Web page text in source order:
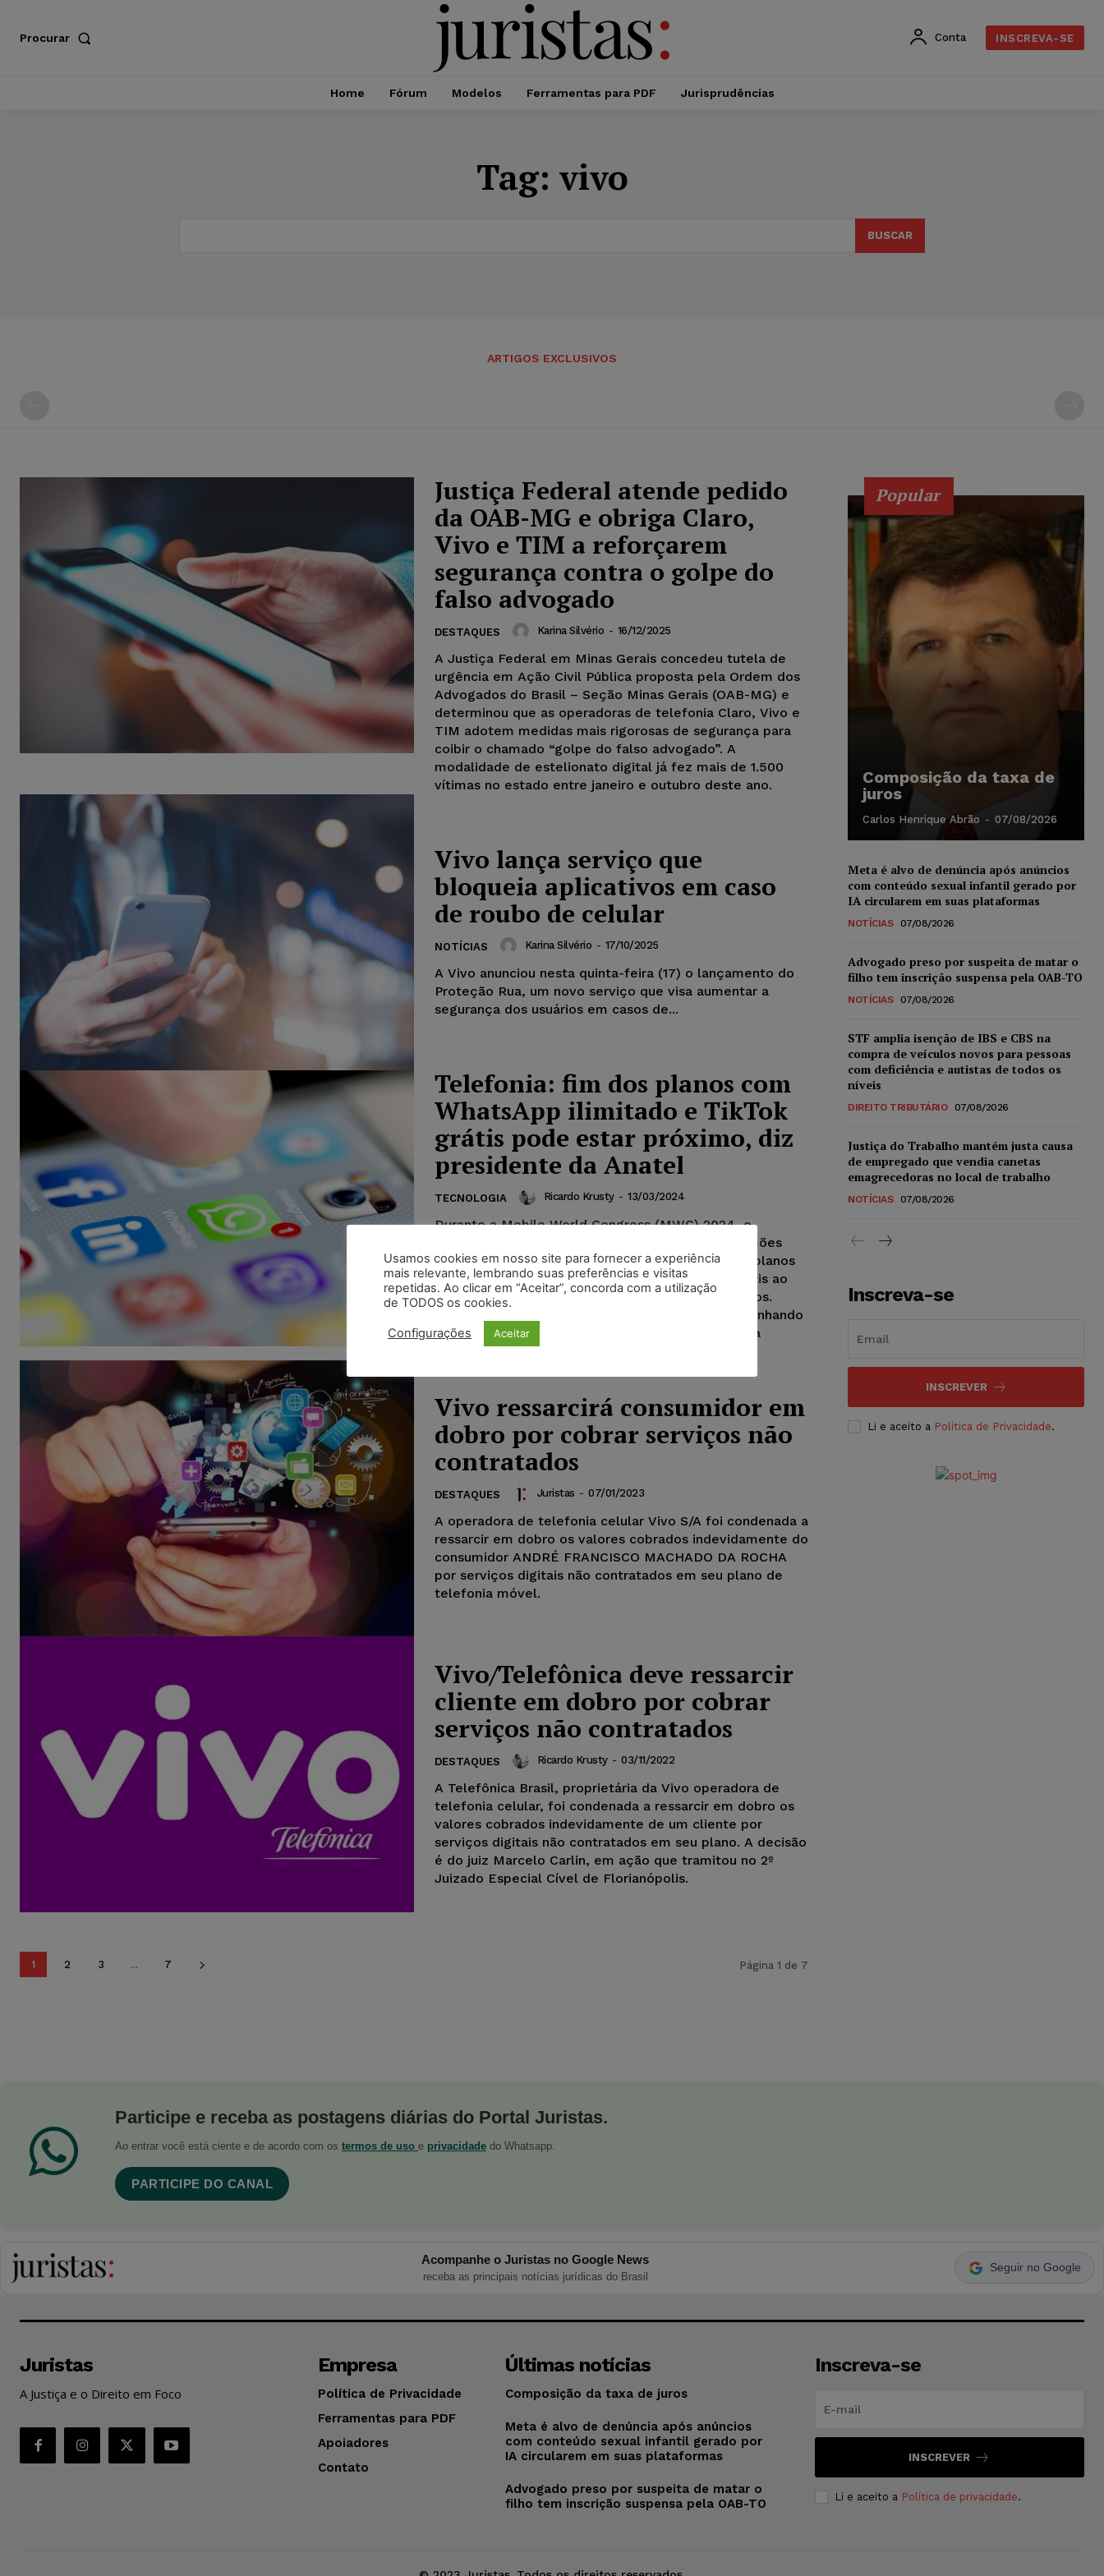
Procurar Conta INSCREVA-SE
Home Fórum Modelos Ferramentas para PDF Jurisprudências
Tag: vivo
BUSCAR
ARTIGOS EXCLUSIVOS
Justiça Federal atende pedido
da OAB-MG e obriga Claro,
Vivo e TIM a reforçarem
segurança contra o golpe do
falso advogado
DESTAQUES Karina Silvério - 16/12/2025
A Justiça Federal em Minas Gerais concedeu tutela de
urgência em Ação Civil Pública proposta pela Ordem dos
Advogados do Brasil – Seção Minas Gerais (OAB-MG) e
determinou que as operadoras de telefonia Claro, Vivo e
TIM adotem medidas mais rigorosas de segurança para
coibir o chamado “golpe do falso advogado”. A
modalidade de estelionato digital já fez mais de 1.500
vítimas no estado entre janeiro e outubro deste ano.
Vivo lança serviço que
bloqueia aplicativos em caso
de roubo de celular
NOTÍCIAS Karina Silvério - 17/10/2025
A Vivo anunciou nesta quinta-feira (17) o lançamento do
Proteção Rua, um novo serviço que visa aumentar a
segurança dos usuários em casos de...
Telefonia: fim dos planos com
WhatsApp ilimitado e TikTok
grátis pode estar próximo, diz
presidente da Anatel
TECNOLOGIA Ricardo Krusty - 13/03/2024
Durante a Mobile World Congress (MWC) 2024, o
presidente da Agência Nacional de Telecomunicações
(Anatel), Carlos Baigorri, afirmou que os dias dos planos
de telefonia com WhatsApp ilimitado, acesso grátis ao
TikTok e outros benefícios similares estão contados.
Segundo ele, as operadoras brasileiras estão caminhando
para uma nova realidade na qual cada conteúdo na
internet terá um custo associado.
Vivo ressarcirá consumidor em
dobro por cobrar serviços não
contratados
DESTAQUES Juristas - 07/01/2023
A operadora de telefonia celular Vivo S/A foi condenada a
ressarcir em dobro os valores cobrados indevidamente do
consumidor ANDRÉ FRANCISCO MACHADO DA ROCHA
por serviços digitais não contratados em seu plano de
telefonia móvel.
Vivo/Telefônica deve ressarcir
cliente em dobro por cobrar
serviços não contratados
DESTAQUES Ricardo Krusty - 03/11/2022
A Telefônica Brasil, proprietária da Vivo operadora de
telefonia celular, foi condenada a ressarcir em dobro os
valores cobrados indevidamente de um cliente por
serviços digitais não contratados em seu plano. A decisão
é do juiz Marcelo Carlin, em ação que tramitou no 2º
Juizado Especial Cível de Florianópolis.
1 2 3 ... 7 Página 1 de 7
Popular
Composição da taxa de
juros
Carlos Henrique Abrão - 07/08/2026
Meta é alvo de denúncia após anúncios
com conteúdo sexual infantil gerado por
IA circularem em suas plataformas
NOTÍCIAS 07/08/2026
Advogado preso por suspeita de matar o
filho tem inscrição suspensa pela OAB-TO
NOTÍCIAS 07/08/2026
STF amplia isenção de IBS e CBS na
compra de veículos novos para pessoas
com deficiência e autistas de todos os
níveis
DIREITO TRIBUTÁRIO 07/08/2026
Justiça do Trabalho mantém justa causa
de empregado que vendia canetas
emagrecedoras no local de trabalho
NOTÍCIAS 07/08/2026
Inscreva-se
INSCREVER
Li e aceito a Política de Privacidade.
Participe e receba as postagens diárias do Portal Juristas.
Ao entrar você está ciente e de acordo com os termos de uso e privacidade do Whatsapp.
PARTICIPE DO CANAL
Acompanhe o Juristas no Google News
receba as principais notícias jurídicas do Brasil
Seguir no Google
Juristas
A Justiça e o Direito em Foco
Empresa
Política de Privacidade
Ferramentas para PDF
Apoiadores
Contato
Últimas notícias
Composição da taxa de juros
Meta é alvo de denúncia após anúncios
com conteúdo sexual infantil gerado por
IA circularem em suas plataformas
Advogado preso por suspeita de matar o
filho tem inscrição suspensa pela OAB-TO
Inscreva-se
INSCREVER
Li e aceito a Política de privacidade.
Usamos cookies em nosso site para fornecer a experiência
mais relevante, lembrando suas preferências e visitas
repetidas. Ao clicar em “Aceitar”, concorda com a utilização
de TODOS os cookies.
Configurações Aceitar